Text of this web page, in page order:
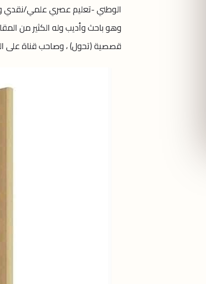
الوطني -تعليم عصري علمي/نقدي
وهو باحث وأديب وله الكثير من
قصصية (تحول) ، وصاحب قناة على